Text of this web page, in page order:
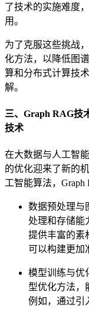
了技术的实施难度
用。
为了克服这些挑战
化方法，以降低图
算和分布式计算技
解。
三、Graph RAG技
技术
在大数据与人工智
的优化迎来了新的
工智能算法，Graph
数据预处理与
处理和存储能
提供丰富的素
可以构建更加
模型训练与优
型优化方法，
例如，通过引